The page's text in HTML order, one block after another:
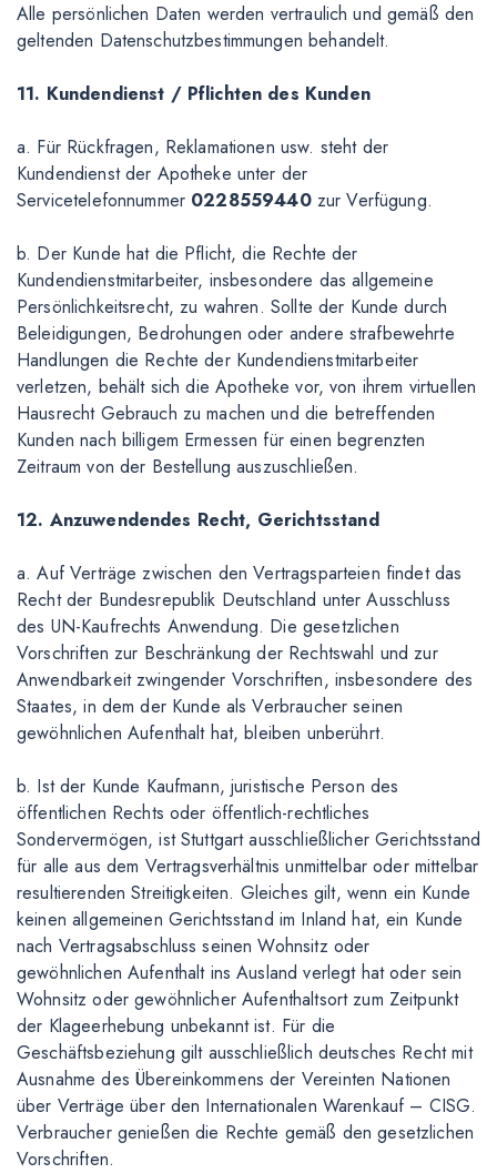
Alle persönlichen Daten werden vertraulich und gemäß den
geltenden Datenschutzbestimmungen behandelt.
11. Kundendienst / Pflichten des Kunden
a. Für Rückfragen, Reklamationen usw. steht der
Kundendienst der Apotheke unter der
Servicetelefonnummer 0228559440zur Verfügung.
b. Der Kunde hat die Pflicht, die Rechte der
Kundendienstmitarbeiter, insbesondere das allgemeine
Persönlichkeitsrecht, zu wahren. Sollte der Kunde durch
Beleidigungen, Bedrohungen oder andere strafbewehrte
Handlungen die Rechte der Kundendienstmitarbeiter
verletzen, behält sich die Apotheke vor, von ihrem virtuellen
Hausrecht Gebrauch zu machen und die betreffenden
Kunden nach billigem Ermessen für einen begrenzten
Zeitraum von der Bestellung auszuschließen.
12. Anzuwendendes Recht, Gerichtsstand
a. Auf Verträge zwischen den Vertragsparteien findet das
Recht der Bundesrepublik Deutschland unter Ausschluss
des UN-Kaufrechts Anwendung. Die gesetzlichen
Vorschriften zur Beschränkung der Rechtswahl und zur
Anwendbarkeit zwingender Vorschriften, insbesondere des
Staates, in dem der Kunde als Verbraucher seinen
gewöhnlichen Aufenthalt hat, bleiben unberührt.
b. Ist der Kunde Kaufmann, juristische Person des
öffentlichen Rechts oder öffentlich-rechtliches
Sondervermögen, ist Stuttgart ausschließlicher Gerichtsstand
für alle aus dem Vertragsverhältnis unmittelbar oder mittelbar
resultierenden Streitigkeiten. Gleiches gilt, wenn ein Kunde
keinen allgemeinen Gerichtsstand im Inland hat, ein Kunde
nach Vertragsabschluss seinen Wohnsitz oder
gewöhnlichen Aufenthalt ins Ausland verlegt hat oder sein
Wohnsitz oder gewöhnlicher Aufenthaltsort zum Zeitpunkt
der Klageerhebung unbekannt ist. Für die
Geschäftsbeziehung gilt ausschließlich deutsches Recht mit
Ausnahme des Übereinkommens der Vereinten Nationen
über Verträge über den Internationalen Warenkauf – CISG.
Verbraucher genießen die Rechte gemäß den gesetzlichen
Vorschriften.